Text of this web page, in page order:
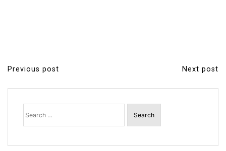
P
o
Previous post Next post
Search
for: